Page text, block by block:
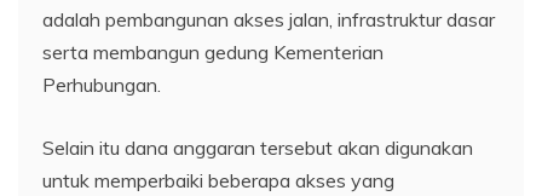
adalah pembangunan akses jalan, infrastruktur dasar
serta membangun gedung Kementerian
Perhubungan.
Selain itu dana anggaran tersebut akan digunakan
untuk memperbaiki beberapa akses yang